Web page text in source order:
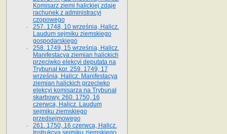
Komisarz ziemi halickiej zdaje
rachunek z administracyi
czopowego
257. 1748, 10 września, Halicz.
Laudum sejmiku ziemskiego
gospodarskiego
258. 1749, 15 września, Halicz.
Manifestacya ziemian halickich
przeciwko elekcyi deputata na
Trybunał kor. 259. 1749, 17
września, Halicz. Manifestacya
ziemian halickich przeciwko
elekcyi komisarza na Trybunał
skarbowy. 260. 1750, 16
czerwca, Halicz. Laudum
sejmiku ziemskiego
przedsejmowego
261. 1750, 16 czerwca, Halicz.
Instrukcya sejmiku ziemskiego